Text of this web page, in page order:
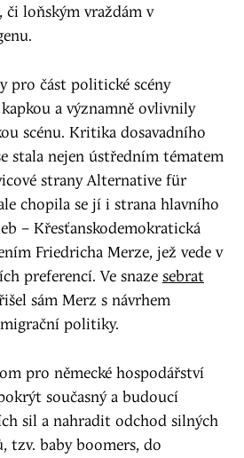
či loňským vraždám v
pro část politické scény
a významně ovlivnily
scénu. Kritika dosavadního
stala nejen ústředním tématem
strany Alternative für
chopila se jí i strana hlavního
– Křesťanskodemokratická
Friedricha Merze, jež vede v
preferencí. Ve snaze sebrat
sám Merz s návrhem
politiky.
pro německé hospodářství
současný a budoucí
sil a nahradit odchod silných
tzv. baby boomers, do